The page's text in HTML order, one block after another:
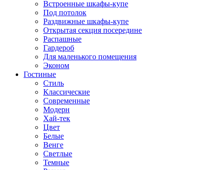
Встроенные шкафы-купе
Под потолок
Раздвижные шкафы-купе
Открытая секция посередине
Распашные
Гардероб
Для маленького помещения
Эконом
Гостиные
Стиль
Классические
Современные
Модерн
Хай-тек
Цвет
Белые
Венге
Светлые
Темные